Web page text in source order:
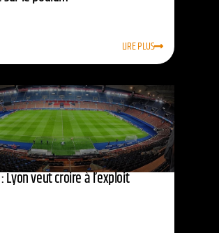
LIRE PLUS
: Lyon veut croire à l’exploit